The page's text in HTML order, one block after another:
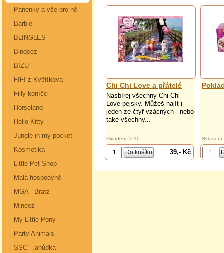
Panenky a vše pro ně
Barbie
BLINGLES
Bindeez
BIZU
FIFI z Květíkova
Filly koníčci
Horseland
Hello Kitty
Jungle in my pocket
Kosmetika
Little Pet Shop
Malá hospodyně
MGA - Bratz
Mineez
My Little Pony
Party Animals
SSC - jahůdka
Chi Chi Love a přátelé
Nasbírej všechny Chi Chi
Love pejsky. Můžeš najít i
jeden ze čtyř vzácných - nebo
také všechny...
Skladem: > 10
39,- Kč